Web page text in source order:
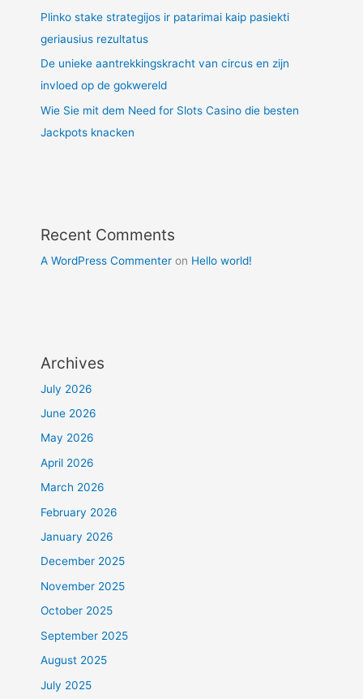
Plinko stake strategijos ir patarimai kaip pasiekti
geriausius rezultatus
De unieke aantrekkingskracht van circus en zijn
invloed op de gokwereld
Wie Sie mit dem Need for Slots Casino die besten
Jackpots knacken
Recent Comments
A WordPress Commenter on Hello world!
Archives
July 2026
June 2026
May 2026
April 2026
March 2026
February 2026
January 2026
December 2025
November 2025
October 2025
September 2025
August 2025
July 2025